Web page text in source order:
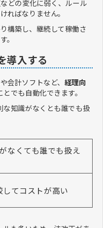
どの変化に弱く、ルール
ればなりません。
構築し、継続して稼働さ
。
導入する
会計ソフトなど、 経理向
でも自動化できます。
知識がなくとも誰でも扱
なくても誰でも扱え
してコストが高い